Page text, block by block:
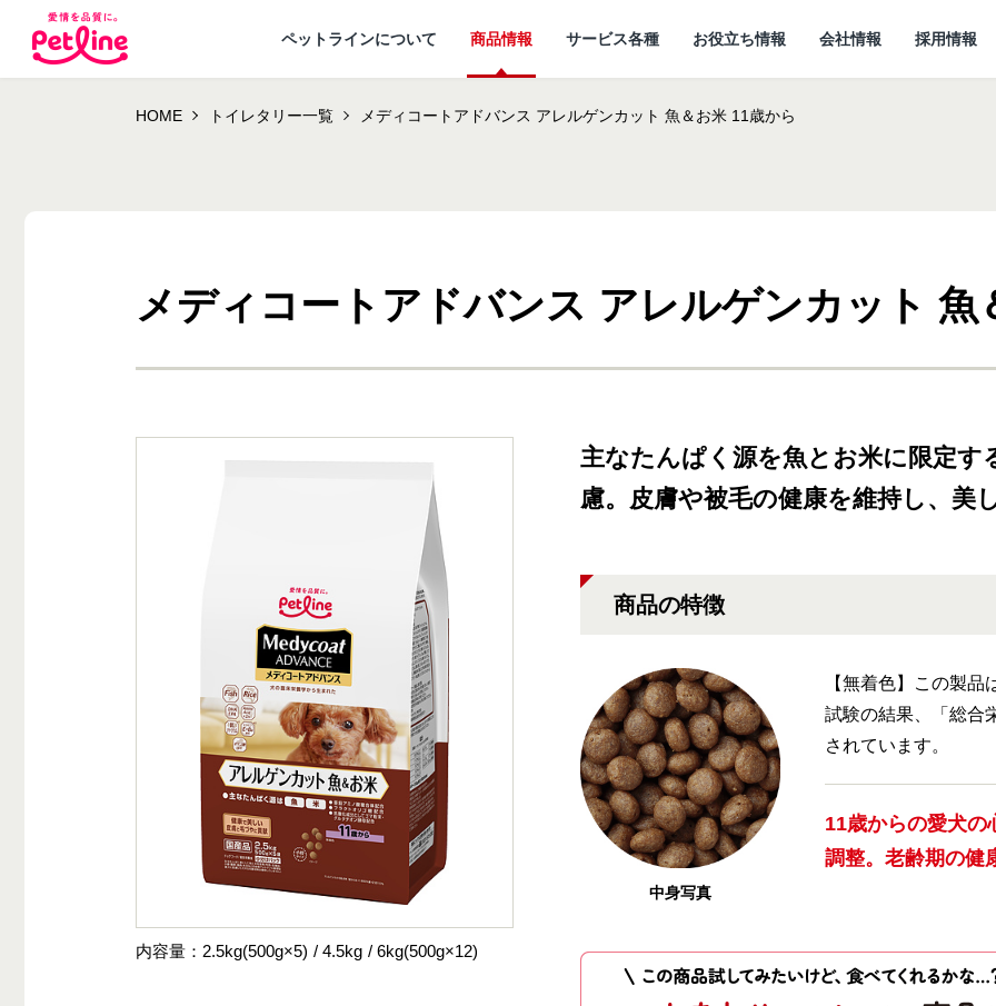
ペットラインについて
ペットラインが 大切にしていること 研究開発センターに ついて
商品情報
ドッグフード キャットフード 小動物
サービス各種
ウェルネスナビ しあわせマルシェ
お役立ち情報
犬ノート お役立ち情報 猫ノート お役立ち情報
会社情報
会社概要・事業所 代表メッセージ
採用情報
HOME トイレタリー一覧 メディコートアドバンス アレルゲンカット 魚＆お米 11歳から
メディコートアドバンス アレルゲンカット 魚
内容量 2.5kg(500g×5) 4.5kg 6kg(500g×12)
主なたんぱく源を魚とお米に限定
慮。皮膚や被毛の健康を維持し、美
商品の特徴
中身写真
【無着色】この製
試験の結果、「総合
されています。
11歳からの愛犬の
調整。老齢期の健